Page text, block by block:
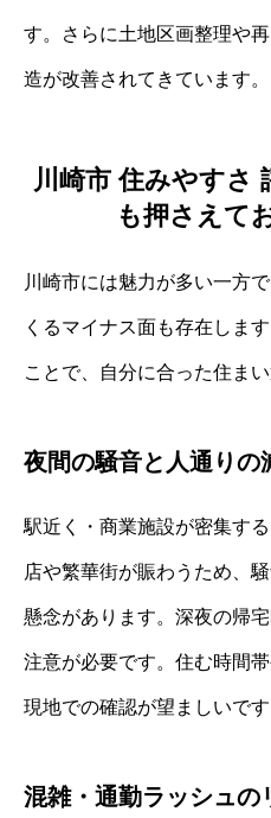
す。さらに土地区画整理や
造が改善されてきています。
川崎市 住みやすさ
も押さえて
川崎市には魅力が多い一方
くるマイナス面も存在しま
ことで、自分に合った住まい
夜間の騒音と人通りの
駅近く・商業施設が密集す
店や繁華街が賑わうため、
懸念があります。深夜の帰
注意が必要です。住む時間
現地での確認が望ましいです
混雑・通勤ラッシュの